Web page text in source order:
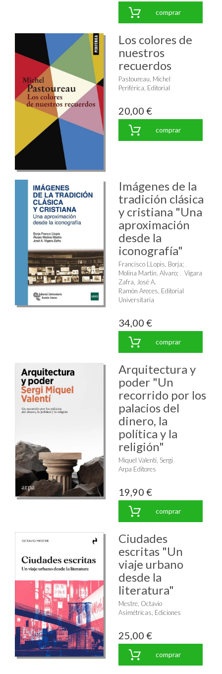
comprar
Los colores de
nuestros
recuerdos
Pastoureau, Michel
Periférica, Editorial
20,00 €
comprar
Imágenes de la
tradición clásica
y cristiana "Una
aproximación
desde la
iconografía"
Francisco LLopis, Borja;
Molina Martín, Alvaro;
Vigara
Zafra, José A.
Ramón Areces, Editorial
Universitaria
34,00 €
comprar
Arquitectura y
poder "Un
recorrido por los
palacios del
dinero, la
política y la
religión"
Miquel Valentí, Sergi
Arpa Editores
19,90 €
comprar
Ciudades
escritas "Un
viaje urbano
desde la
literatura"
Mestre, Octavio
Asimétricas, Ediciones
25,00 €
comprar